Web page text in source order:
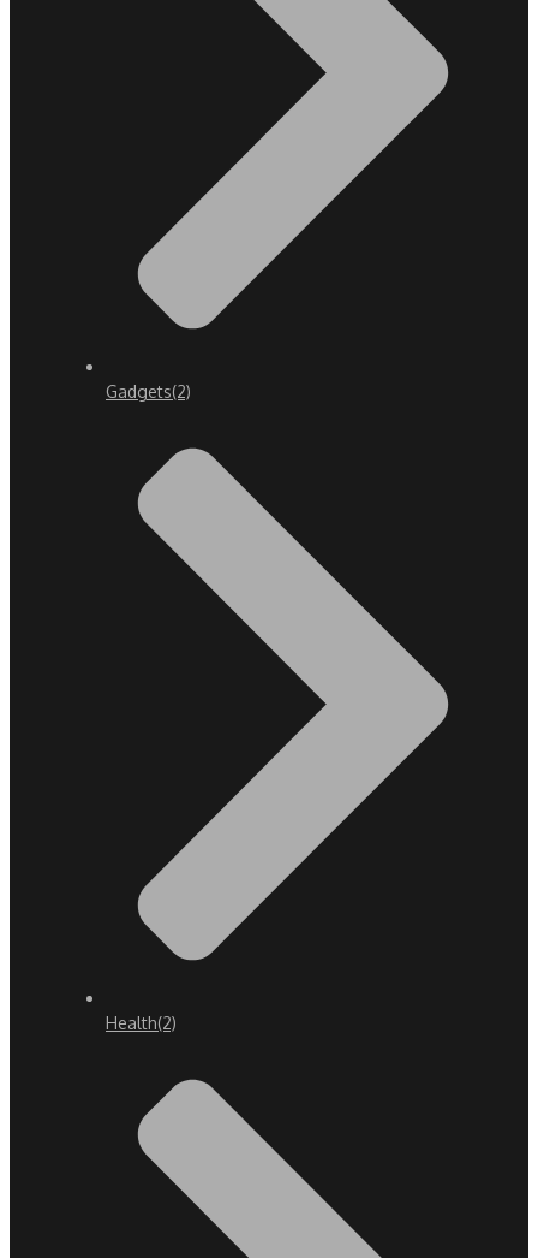
Gadgets(2)
Health(2)